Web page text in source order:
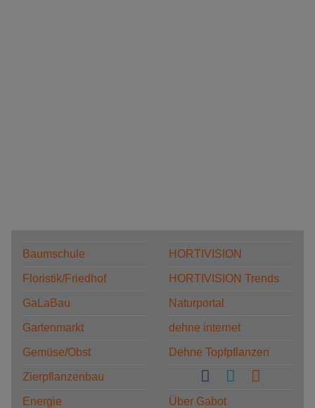
Baumschule
Floristik/Friedhof
GaLaBau
Gartenmarkt
Gemüse/Obst
Zierpflanzenbau
Energie
HORTIVISION
HORTIVISION Trends
Naturportal
dehne internet
Dehne Topfpflanzen
Über Gabot